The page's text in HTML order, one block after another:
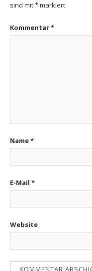
sind mit*markiert
Kommentar*
Name*
E-Mail *
Website